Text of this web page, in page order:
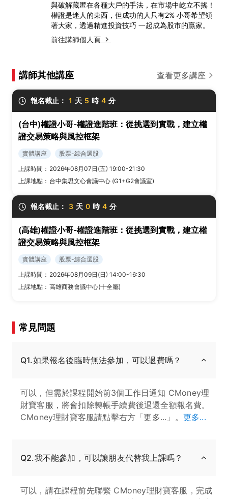
與破解藏匿在各種大戶的手法，在市場中屹立不搖！
權證是迷人的東西，但成功的人只有2% 小哥希望領
著大家，透過精進投資技巧 一起成為股市的贏家。
前往講師個人頁
講師其他講座 查看更多講座
報名截止： 1 天 5 時 4 分
(台中)權證小哥-權證進階班：從挑選到實戰，建立權
證交易策略與風控框架
實體講座
股票-綜合選股
上課時間： 2026年08月07日(五) 19:00-21:30
上課地點： 台中集思文心會議中心 (G1+G2會議室)
報名截止： 3 天 0 時 4 分
(高雄)權證小哥-權證進階班：從挑選到實戰，建立權
證交易策略與風控框架
實體講座
股票-綜合選股
上課時間： 2026年08月09日(日) 14:00-16:30
上課地點： 高雄商務會議中心(十全廳)
常見問題
Q1.如果報名後臨時無法參加，可以退費嗎？
可以，但需於課程開始前3個工作日通知 CMoney理
財寶客服，將會扣除轉帳手續費後退還全額報名費。
CMoney理財寶客服請點擊右方「更多...」。 更多...
Q2.我不能參加，可以讓朋友代替我上課嗎？
可以，請在課程前先聯繫 CMoney理財寶客服，完成